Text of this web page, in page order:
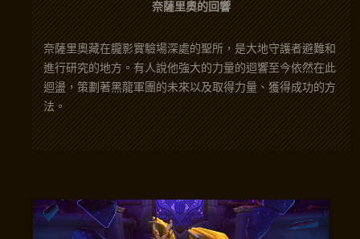
奈薩里奧的回響
奈薩里奧藏在朧影實驗場深處的聖所，是大地守護者避難和
進行研究的地方。有人說他強大的力量的迴響至今依然在此
迴盪，策劃著黑龍軍團的未來以及取得力量、獲得成功的方
法。